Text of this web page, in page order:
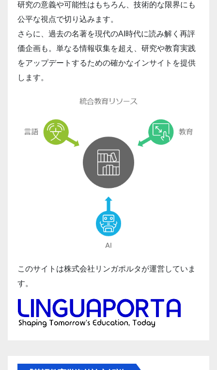
研究の意義や可能性はもちろん、技術的な限界にも
公平な視点で切り込みます。
さらに、過去の名著を現代のAI時代に読み解く再評
価企画も。単なる情報収集を超え、研究や教育実践
をアップデートするための確かなインサイトを提供
します。
このサイトは株式会社リンガポルタが運営していま
す。